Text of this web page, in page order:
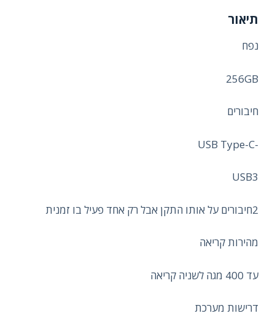
תיאור
נפח
256GB
חיבורים
-USB Type-C
USB3
2חיבורים על אותו התקן אבל רק אחד פעיל בו זמנית
מהירות קריאה
עד 400 מגה לשניה קריאה
דרישות מערכת